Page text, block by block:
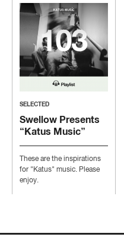
SELECTED
Swellow Presents
“Katus Music”
These are the inspirations
for "Katus" music. Please
enjoy.